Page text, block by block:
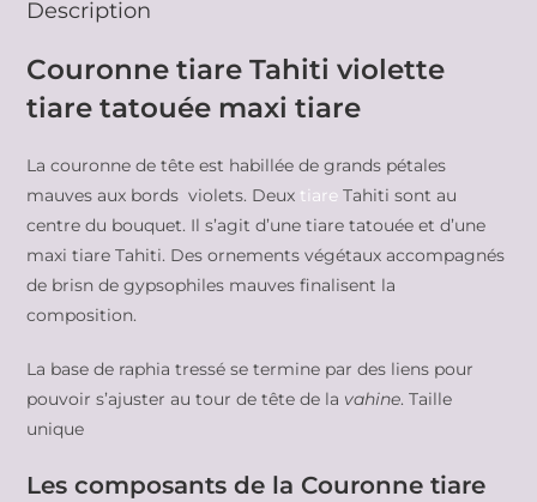
Description
Couronne tiare Tahiti violette
tiare tatouée maxi tiare
La couronne de tête est habillée de grands pétales
mauves aux bords violets. Deux tiare Tahiti sont au
centre du bouquet. Il s’agit d’une tiare tatouée et d’une
maxi tiare Tahiti. Des ornements végétaux accompagnés
de brisn de gypsophiles mauves finalisent la
composition.
La base de raphia tressé se termine par des liens pour
pouvoir s’ajuster au tour de tête de la vahine. Taille
unique
Les composants de la Couronne tiare